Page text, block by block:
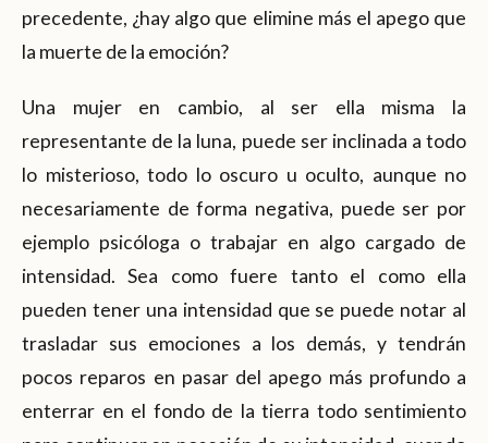
precedente, ¿hay algo que elimine más el apego que
la muerte de la emoción?
Una mujer en cambio, al ser ella misma la
representante de la luna, puede ser inclinada a todo
lo misterioso, todo lo oscuro u oculto, aunque no
necesariamente de forma negativa, puede ser por
ejemplo psicóloga o trabajar en algo cargado de
intensidad. Sea como fuere tanto el como ella
pueden tener una intensidad que se puede notar al
trasladar sus emociones a los demás, y tendrán
pocos reparos en pasar del apego más profundo a
enterrar en el fondo de la tierra todo sentimiento